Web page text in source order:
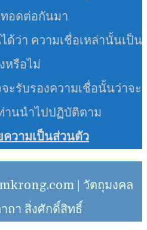
อดต่อกันมา
ด้ว่า ความเชื่อเหล่านั้นเป็น
หรือไม่
ะรับรองความเชื่อนั้นว่าจะ
านนำไปปฏิบัติตาม
วามเป็นส่วนตัว
| วัตถุมงคล
าถา สิ่งศักดิ์สิทธิ์